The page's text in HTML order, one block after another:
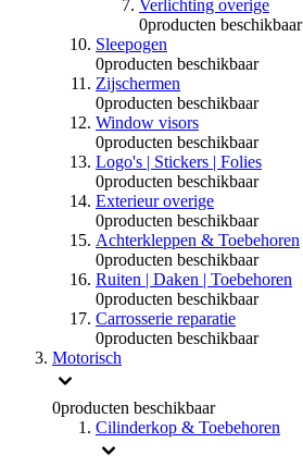
Verlichting overige
0producten beschikbaar
Sleepogen
0producten beschikbaar
Zijschermen
0producten beschikbaar
Window visors
0producten beschikbaar
Logo's | Stickers | Folies
0producten beschikbaar
Exterieur overige
0producten beschikbaar
Achterkleppen & Toebehoren
0producten beschikbaar
Ruiten | Daken | Toebehoren
0producten beschikbaar
Carrosserie reparatie
0producten beschikbaar
Motorisch
0producten beschikbaar
Cilinderkop & Toebehoren